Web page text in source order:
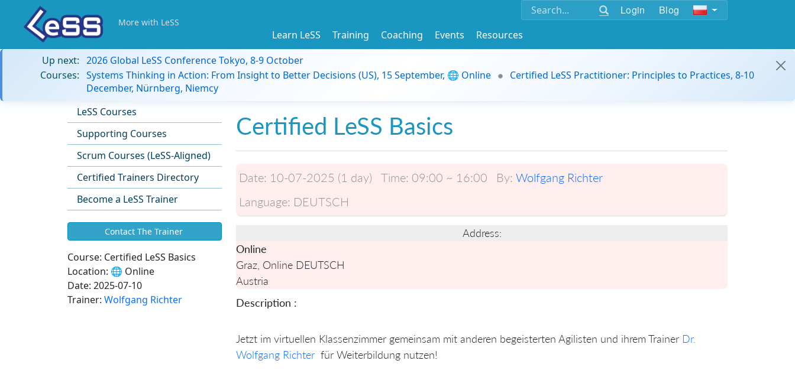
Login Blog
More with LeSS
Learn LeSS Training Coaching Events
Resources
Up next: 2026 Global LeSS Conference Tokyo, 8-9 October
Courses: Systems Thinking in Action: From Insight to Better Decisions (US), 15 September, 🌐 Online
Certified LeSS Practitioner: Principles to Practices, 8-10
December, Nürnberg, Niemcy
LeSS Courses
Supporting Courses
Scrum Courses (LeSS-Aligned)
Certified Trainers Directory
Become a LeSS Trainer
Contact The Trainer
Course: Certified LeSS Basics
Location: 🌐 Online
Date: 2025-07-10
Trainer: Wolfgang Richter
Certified LeSS Basics
Date: 10-07-2025 (1 day) Time: 09:00 ~ 16:00 By: Wolfgang Richter
Language: DEUTSCH
Address:
Online
Graz, Online DEUTSCH
Austria
Description :
Jetzt im virtuellen Klassenzimmer gemeinsam mit anderen begeisterten Agilisten und ihrem Trainer Dr.
Wolfgang Richter für Weiterbildung nutzen!